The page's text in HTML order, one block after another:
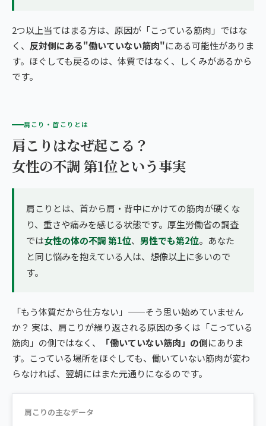
2つ以上当てはまる方は、原因が「こっている筋肉」ではな
く、 反対側にある"働いていない筋肉"にある可能性がありま
す。ほぐしても戻るのは、体質ではなく、しくみがあるから
です。
肩こり・首こりとは
肩こりはなぜ起こる？
女性の不調 第1位という事実
肩こりとは、首から肩・背中にかけての筋肉が硬くな
り、重さや痛みを感じる状態です。厚生労働省の調査
では女性の体の不調 第1位、 男性でも第2位。あなた
と同じ悩みを抱えている人は、想像以上に多いので
す。
「もう体質だから仕方ない」——そう思い始めていません
か？ 実は、肩こりが繰り返される原因の多くは「こっている
筋肉」の側ではなく、
「働いていない筋肉」の側にありま
す。こっている場所をほぐしても、働いていない筋肉が変わ
らなければ、翌朝にはまた元通りになるのです。
肩こりの主なデータ